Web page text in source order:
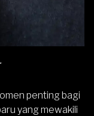
penting bagi
yang mewakili